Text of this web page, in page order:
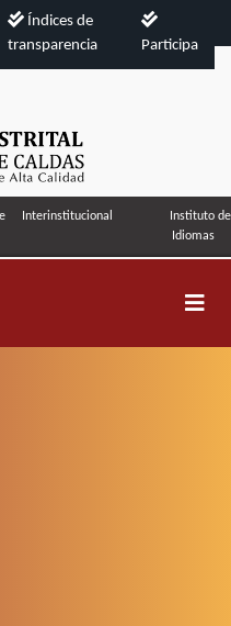
Índices de
transparencia
Participa
Interinstitucional
Instituto de
Idiomas